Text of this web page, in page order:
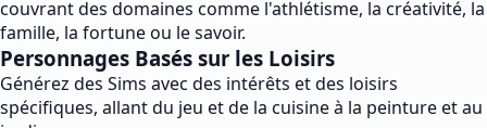
couvrant des domaines comme l'athlétisme, la créativité, la
famille, la fortune ou le savoir.
Personnages Basés sur les Loisirs
Générez des Sims avec des intérêts et des loisirs
spécifiques, allant du jeu et de la cuisine à la peinture et au